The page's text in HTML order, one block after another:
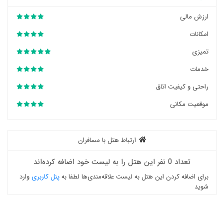
ارزش مالی
امکانات
تمیزی
خدمات
راحتی و کیفیت اتاق
موقعیت مکانی
ارتباط هتل با مسافران
تعداد 0 نفر این هتل را به لیست خود اضافه کرده‌اند
برای اضافه کردن این هتل به لیست علاقه‌مندی‌ها لطفا بهپنل کاربری وارد
شوید